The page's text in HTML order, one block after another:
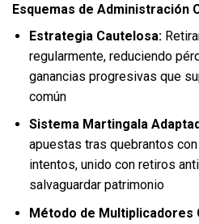
Esquemas de Administración
Estrategia Cautelosa:
regularmente, reduciendo
ganancias progresivas que
común
Sistema Martingala
apuestas tras quebrantos
intentos, unido con retiros
salvaguardar patrimonio
Método de Multiplicadores